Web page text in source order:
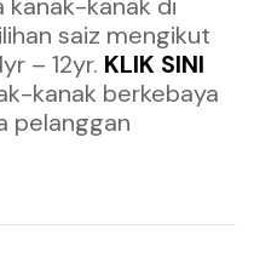
kanak-kanak di
saiz mengikut
– 12yr. KLIK SINI
kanak berkebaya
pelanggan